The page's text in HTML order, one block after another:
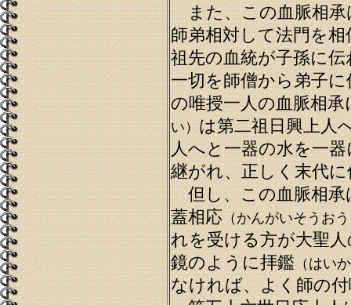
また、この血脈相承
師弟相対して法門を
祖先の血統が子孫に
一切を師僧から弟子
の唯授一人の血脈相
い）は第二祖日興上人
人へと一器の水を一器
継がれ、正しく末代
但し、この血脈相承
蓋相応（かんがいそうお
れを受ける方が大聖
鏡のように拝鑑（はい
なければ、よく師の